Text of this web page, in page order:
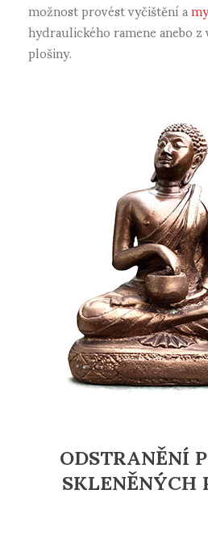
možnost provést vyčištění a
hydraulického ramene anebo
plošiny.
ODSTRANĚNÍ